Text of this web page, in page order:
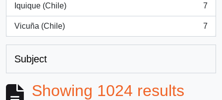
Iquique (Chile)
, 7 results
7
Vicuña (Chile)
, 7 results
7
Subject
Showing 1024 results